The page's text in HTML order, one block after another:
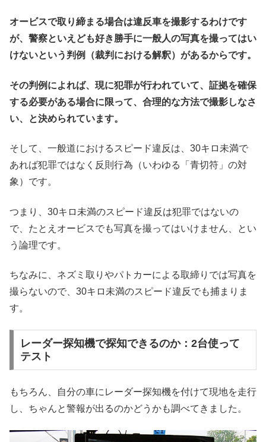
オービスで取り締まる場合は違反車を撮影するわけです
が、警察といえども好き勝手に一般人の写真を撮ってはい
けないという判例（裁判における解釈）があるからです。
その判例によれば、現に犯罪が行われていて、証拠を確保
する必要がある場合に限って、合理的な方法で撮影しなさ
い、と決められています。
そして、一般道におけるスピード違反は、30キロ未満で
あれば犯罪ではなく反則行為（いわゆる「青切符」の対
象）です。
つまり、30キロ未満のスピード違反は犯罪ではないの
で、たとえオービスでも写真を撮ってはいけません、とい
う論理です。
ちなみに、ネズミ取りやパトカーによる取締りでは写真を
撮らないので、30キロ未満のスピード違反でも捕まりま
す。
レーダー探知機で探知できるのか：2台使って
テスト
もちろん、自分の車にレーダー探知機を付けて現地を走行
し、ちゃんと警報が出るのかどうかも調べてきました。